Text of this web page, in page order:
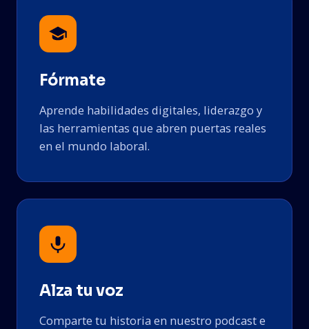
Fórmate
Aprende habilidades digitales, liderazgo y
las herramientas que abren puertas reales
en el mundo laboral.
Alza tu voz
Comparte tu historia en nuestro podcast e